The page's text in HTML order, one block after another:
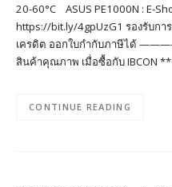
20-60°C ASUS PE1000N : E-
https://bit.ly/4gpUzG1 รองรับกา
เครดิต ออกใบกำกับภาษี
สินค้าคุณภาพ เมื่อซื้อกับ IBCON
CONTINUE READING